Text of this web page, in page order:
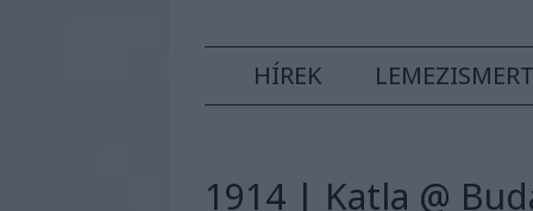
HÍREK
1914 | Katla @